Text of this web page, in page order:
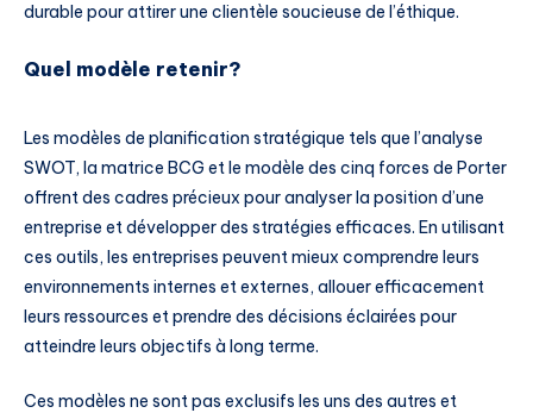
durable pour attirer une clientèle soucieuse de l’éthique.
Quel modèle retenir?
Les modèles de planification stratégique tels que l’analyse
SWOT, la matrice BCG et le modèle des cinq forces de Porter
offrent des cadres précieux pour analyser la position d’une
entreprise et développer des stratégies efficaces. En utilisant
ces outils, les entreprises peuvent mieux comprendre leurs
environnements internes et externes, allouer efficacement
leurs ressources et prendre des décisions éclairées pour
atteindre leurs objectifs à long terme.
Ces modèles ne sont pas exclusifs les uns des autres et